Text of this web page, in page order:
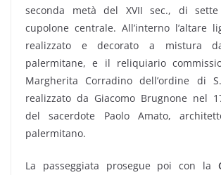
seconda metà del XVII sec., di
cupolone centrale. All’interno l’altare
realizzato e decorato a mistura
palermitane, e il reliquiario
Margherita Corradino dell’ordine di
realizzato da Giacomo Brugnone nel
del sacerdote Paolo Amato,
palermitano.
La passeggiata prosegue poi con la